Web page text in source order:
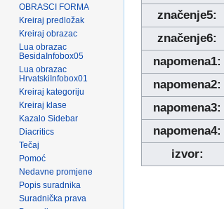
značenje5:
značenje6:
napomena1:
napomena2:
napomena3:
napomena4:
izvor:
OBRASCI FORMA
Kreiraj predložak
Kreiraj obrazac
Lua obrazac
BesidaInfobox05
Lua obrazac
HrvatskiInfobox01
Kreiraj kategoriju
Kreiraj klase
Kazalo Sidebar
Diacritics
Tečaj
Pomoć
Nedavne promjene
Popis suradnika
Suradnička prava